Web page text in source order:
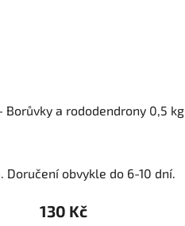
Borůvky a rododendrony 0,5 kg
Doručení obvykle do 6-10 dní.
130 Kč